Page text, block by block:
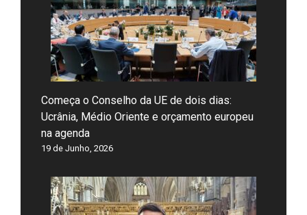
Começa o Conselho da UE de dois dias:
Ucrânia, Médio Oriente e orçamento europeu
na agenda
19 de Junho, 2026